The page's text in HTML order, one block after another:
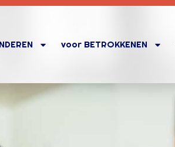
voor BETROKKENEN